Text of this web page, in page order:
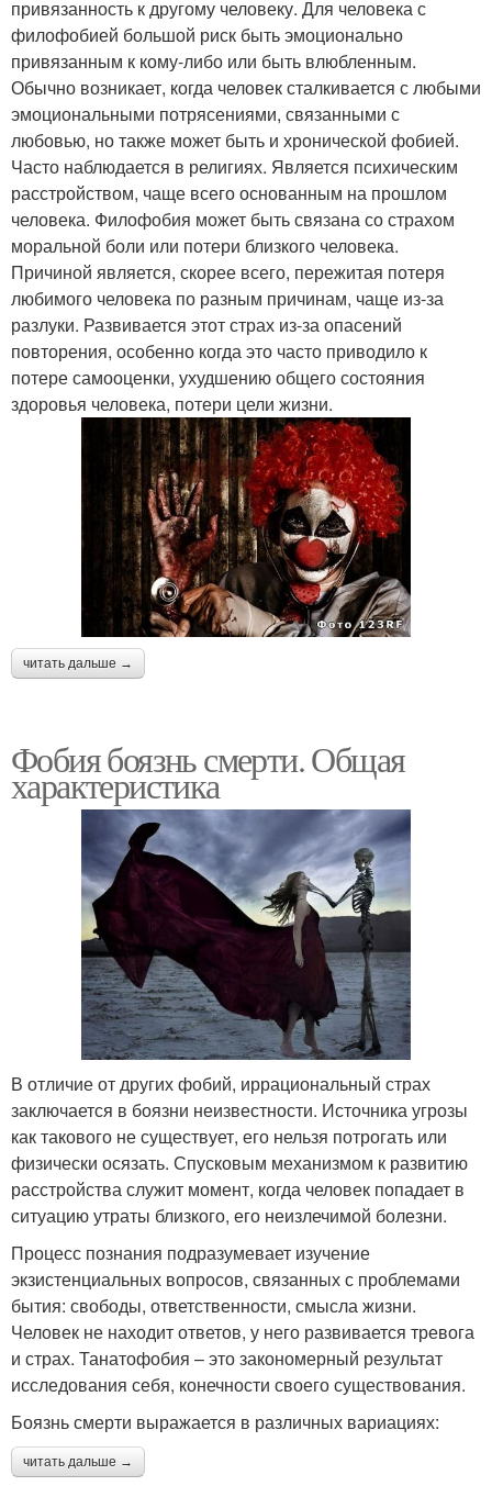
привязанность к другому человеку. Для человека с
филофобией большой риск быть эмоционально
привязанным к кому-либо или быть влюбленным.
Обычно возникает, когда человек сталкивается с любыми
эмоциональными потрясениями, связанными с
любовью, но также может быть и хронической фобией.
Часто наблюдается в религиях. Является психическим
расстройством, чаще всего основанным на прошлом
человека. Филофобия может быть связана со страхом
моральной боли или потери близкого человека.
Причиной является, скорее всего, пережитая потеря
любимого человека по разным причинам, чаще из-за
разлуки. Развивается этот страх из-за опасений
повторения, особенно когда это часто приводило к
потере самооценки, ухудшению общего состояния
здоровья человека, потери цели жизни.
читать дальше →
Фобия боязнь смерти. Общая
характеристика
В отличие от других фобий, иррациональный страх
заключается в боязни неизвестности. Источника угрозы
как такового не существует, его нельзя потрогать или
физически осязать. Спусковым механизмом к развитию
расстройства служит момент, когда человек попадает в
ситуацию утраты близкого, его неизлечимой болезни.
Процесс познания подразумевает изучение
экзистенциальных вопросов, связанных с проблемами
бытия: свободы, ответственности, смысла жизни.
Человек не находит ответов, у него развивается тревога
и страх. Танатофобия – это закономерный результат
исследования себя, конечности своего существования.
Боязнь смерти выражается в различных вариациях:
читать дальше →